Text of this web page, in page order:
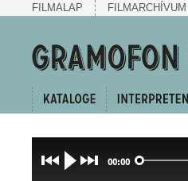
FILMALAP FILMARCHÍVUM
00:00